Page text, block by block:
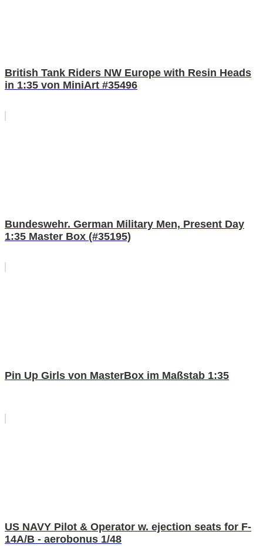
British Tank Riders NW Europe with Resin Heads
in 1:35 von MiniArt #35496
Bundeswehr. German Military Men, Present Day
1:35 Master Box (#35195)
Pin Up Girls von MasterBox im Maßstab 1:35
US NAVY Pilot & Operator w. ejection seats for F-
14A/B - aerobonus 1/48